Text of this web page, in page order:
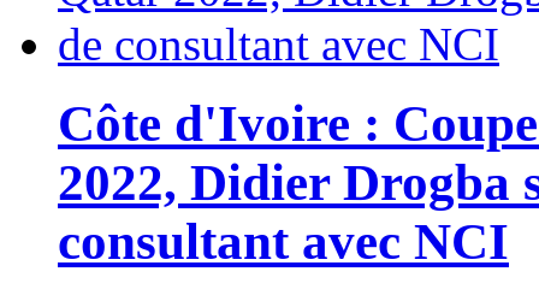
Côte d'Ivoire :
2022, Didier Drogba
consultant avec NCI